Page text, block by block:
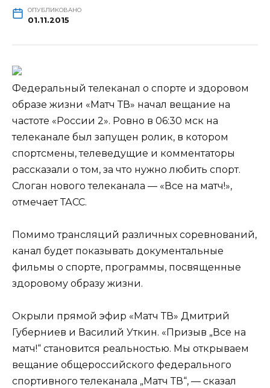
ОПУБЛИКОВАНО
01.11.2015
Федеральный телеканал о спорте и здоровом
образе жизни «Матч ТВ» начал вещание на
частоте «России 2». Ровно в 06:30 мск на
телеканале был запущен ролик, в котором
спортсмены, телеведущие и комментаторы
рассказали о том, за что нужно любить спорт.
Слоган нового телеканала — «Все на матч!»,
отмечает ТАСС.
Помимо трансляций различных соревнований,
канал будет показывать документальные
фильмы о спорте, программы, посвященные
здоровому образу жизни.
Окрыли прямой эфир «Матч ТВ» Дмитрий
Губерниев и Василий Уткин. «Призыв „Все на
матч!“ становится реальностью. Мы открываем
вещание общероссийского федерального
спортивного телеканала „Матч ТВ“, — сказал